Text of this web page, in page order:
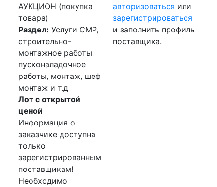
АУКЦИОН (покупка
товара)
Раздел: Услуги СМР,
строительно-
монтажное работы,
пусконаладочное
работы, монтаж, шеф
монтаж и т.д
Лот с открытой
ценой
Информация о
заказчике доступна
только
зарегистрированным
поставщикам!
Необходимо
авторизоваться или
зарегистрироваться
и заполнить профиль
поставщика.